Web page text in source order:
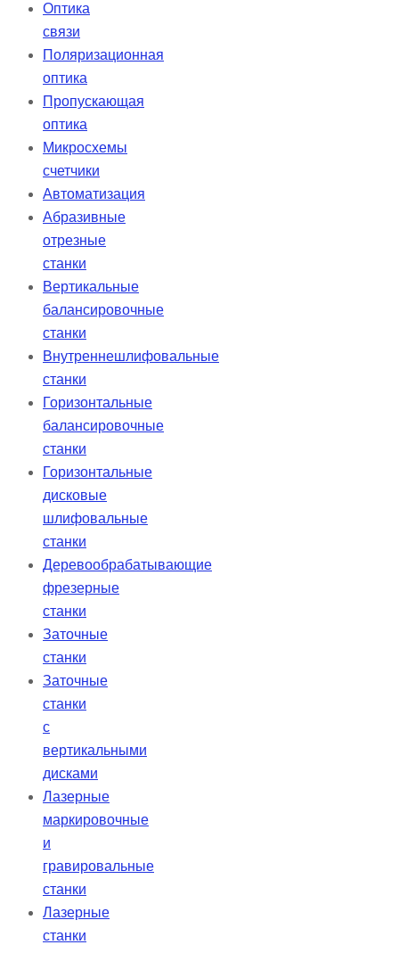
Оптика
связи
Поляризационная
оптика
Пропускающая
оптика
Микросхемы
счетчики
Автоматизация
Абразивные
отрезные
станки
Вертикальные
балансировочные
станки
Внутреннешлифовальные
станки
Горизонтальные
балансировочные
станки
Горизонтальные
дисковые
шлифовальные
станки
Деревообрабатывающие
фрезерные
станки
Заточные
станки
Заточные
станки
с
вертикальными
дисками
Лазерные
маркировочные
и
гравировальные
станки
Лазерные
станки